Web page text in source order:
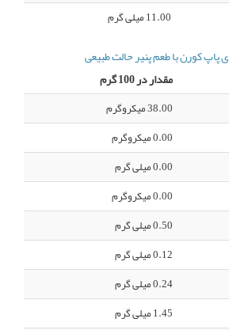
11.00 میلی گرم
پاپ کورن با طعم پنیر حالت طبیعی
مقدار در 100 گرم
38.00 میکروگرم
0.00 میکروگرم
0.00 میلی گرم
0.00 میکروگرم
0.50 میلی گرم
0.12 میلی گرم
0.24 میلی گرم
1.45 میلی گرم